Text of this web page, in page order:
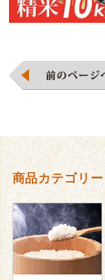
商品カテゴリー